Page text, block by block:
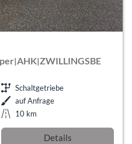
Schaltgetriebe
auf Anfrage
10 km
Details